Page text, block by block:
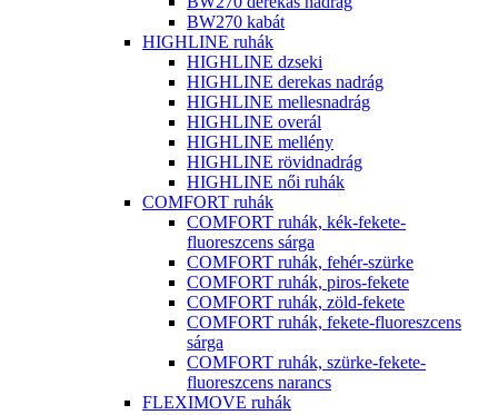
BW270 kabát
HIGHLINE ruhák
HIGHLINE dzseki
HIGHLINE derekas nadrág
HIGHLINE mellesnadrág
HIGHLINE overál
HIGHLINE mellény
HIGHLINE rövidnadrág
HIGHLINE női ruhák
COMFORT ruhák
COMFORT ruhák, kék-fekete-
fluoreszcens sárga
COMFORT ruhák, fehér-szürke
COMFORT ruhák, piros-fekete
COMFORT ruhák, zöld-fekete
COMFORT ruhák, fekete-fluoreszcens
sárga
COMFORT ruhák, szürke-fekete-
fluoreszcens narancs
FLEXIMOVE ruhák